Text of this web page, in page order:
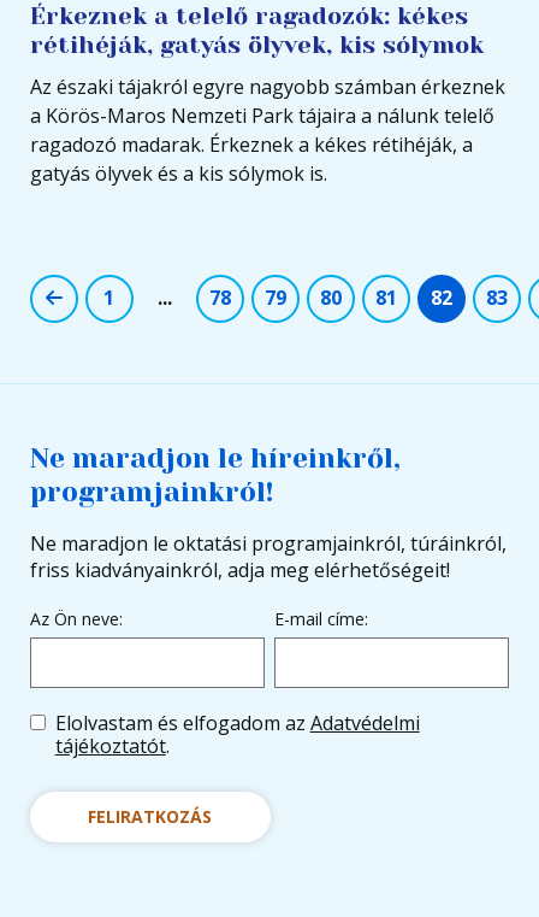
Érkeznek a telelő ragadozók: kékes
rétihéják, gatyás ölyvek, kis sólymok
Az északi tájakról egyre nagyobb számban érkeznek
a Körös-Maros Nemzeti Park tájaira a nálunk telelő
ragadozó madarak. Érkeznek a kékes rétihéják, a
gatyás ölyvek és a kis sólymok is.
1 ... 78 79 80 81 82 83
Ne maradjon le híreinkről,
programjainkról!
Ne maradjon le oktatási programjainkról, túráinkról,
friss kiadványainkról, adja meg elérhetőségeit!
Az Ön neve: E-mail címe:
Elolvastam és elfogadom az Adatvédelmi
tájékoztatót.
FELIRATKOZÁS